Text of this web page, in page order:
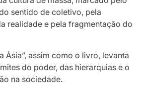
sentido de coletivo, pela
realidade e pela fragmentação do
Ásia”, assim como o livro, levanta
do poder, das hierarquias e o
na sociedade.